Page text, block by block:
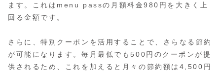
ます。これはmenu passの月額料金980円を大きく上
回る金額です。
さらに、特別クーポンを活用することで、さらなる節約
が可能になります。毎月最低でも500円のクーポンが提
供されるため、これを加えると月々の節約額は4,500円